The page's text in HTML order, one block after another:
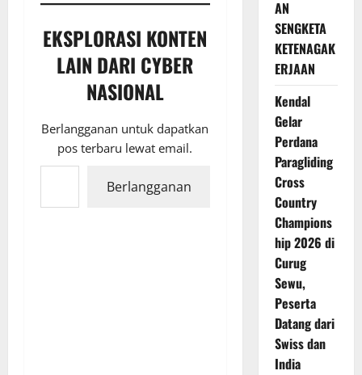
EKSPLORASI KONTEN
LAIN DARI CYBER
NASIONAL
Berlangganan untuk dapatkan
pos terbaru lewat email.
Ketikkan email Anda...
Berlangganan
AN
SENGKETA
KETENAGAK
ERJAAN
Kendal
Gelar
Perdana
Paragliding
Cross
Country
Champions
hip 2026 di
Curug
Sewu,
Peserta
Datang dari
Swiss dan
India